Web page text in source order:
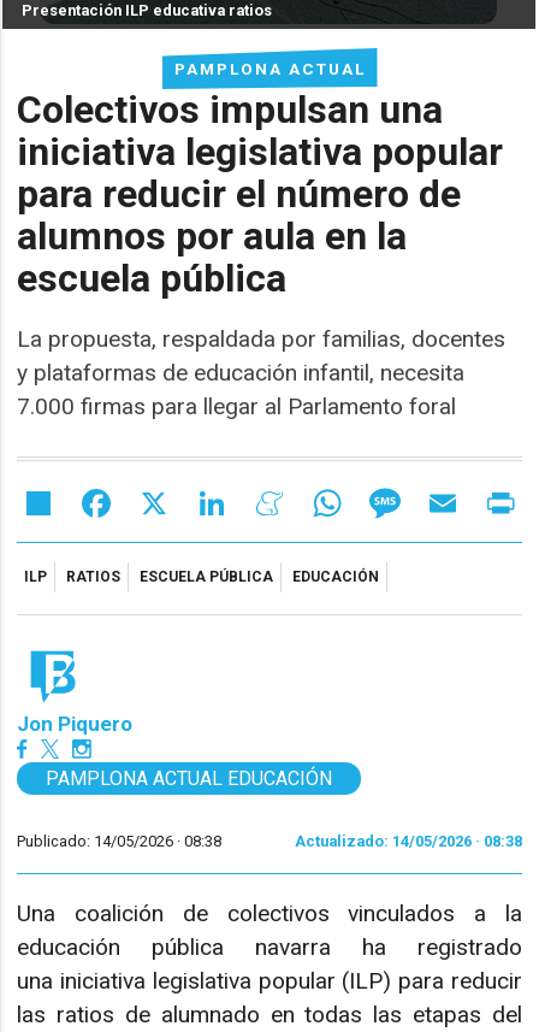
PAMPLONA ACTUAL
Colectivos impulsan una
iniciativa legislativa popular
para reducir el número de
alumnos por aula en la
escuela pública
La propuesta, respaldada por familias, docentes
y plataformas de educación infantil, necesita
7.000 firmas para llegar al Parlamento foral
Presentación ILP educativa ratios
Share Facebook LinkedIn MeneameWhatsAppMessageEmail
ILP RATIOS ESCUELA PÚBLICA EDUCACIÓN
Jon Piquero
PAMPLONA ACTUAL EDUCACIÓN
Publicado: 14/05/2026 ·08:38 Actualizado: 14/05/2026 · 08:38
Una coalición de colectivos vinculados a la
educación pública navarra ha registrado
una iniciativa legislativa popular (ILP) para reducir
las ratios de alumnado en todas las etapas del